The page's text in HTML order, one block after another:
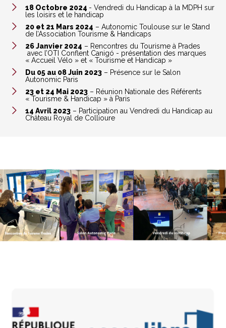
18 Octobre 2024 - Vendredi du Handicap à la MDPH sur
les loisirs et le handicap
20 et 21 Mars 2024 – Autonomic Toulouse sur le Stand
de l’Association Tourisme & Handicaps
26 Janvier 2024 – Rencontres du Tourisme à Prades
avec l’OTI Conflent Canigó - présentation des marques
« Accueil Vélo » et « Tourisme et Handicap »
Du 05 au 08 Juin 2023 – Présence sur le Salon
Autonomic Paris
23 et 24 Mai 2023 – Réunion Nationale des Référents
« Tourisme & Handicap » à Paris
14 Avril 2023 – Participation au Vendredi du Handicap au
Château Royal de Collioure